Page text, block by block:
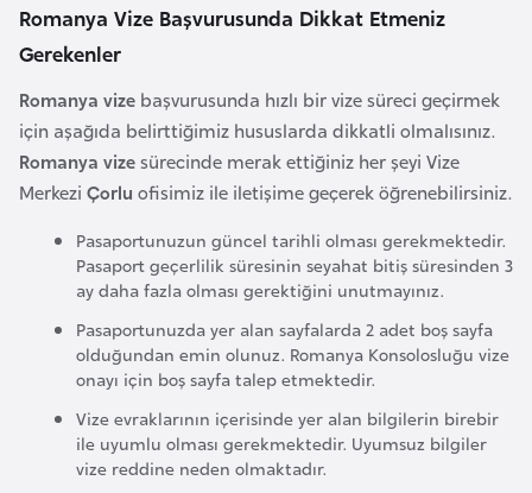
Romanya Vize Başvurusunda Dikkat Etmeniz
Gerekenler
Romanya vize başvurusunda hızlı bir vize süreci geçirmek
için aşağıda belirttiğimiz hususlarda dikkatli olmalısınız.
Romanya vizesürecinde merak ettiğiniz her şeyi Vize
Merkezi Çorlu ofisimiz ile iletişime geçerek öğrenebilirsiniz.
Pasaportunuzun güncel tarihli olması gerekmektedir.
Pasaport geçerlilik süresinin seyahat bitiş süresinden 3
ay daha fazla olması gerektiğini unutmayınız.
Pasaportunuzda yer alan sayfalarda 2 adet boş sayfa
olduğundan emin olunuz. Romanya Konsolosluğu vize
onayı için boş sayfa talep etmektedir.
Vize evraklarının içerisinde yer alan bilgilerin birebir
ile uyumlu olması gerekmektedir. Uyumsuz bilgiler
vize reddine neden olmaktadır.
b
u
i
Ç